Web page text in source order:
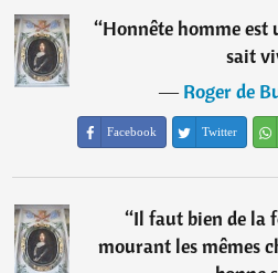
“Honnête homme est
sait
―Roger de
Facebook Twitter
“Il faut bien de la
mourant les mêmes